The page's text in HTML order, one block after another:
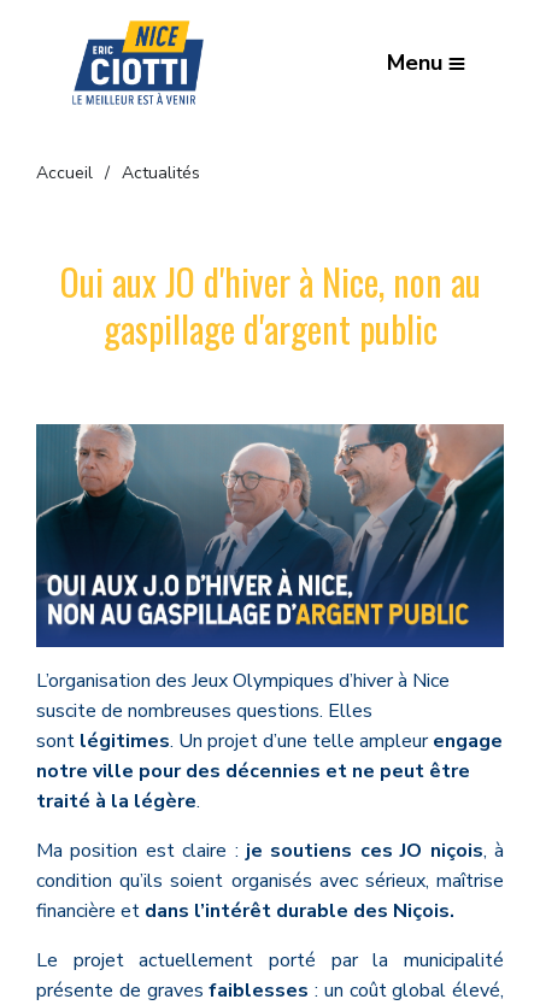
Menu
Accueil Actualités
Oui aux JO d'hiver à Nice, non au
gaspillage d'argent public
L’organisation des Jeux Olympiques d’hiver à Nice
suscite de nombreuses questions. Elles
sont légitimes. Un projet d’une telle ampleurengage
notre ville pour des décennies et ne peut être
traité à la légère.
Ma position est claire : je soutiens ces JO niçois, à
condition qu’ils soient organisés avec sérieux, maîtrise
financière et dans l’intérêt durable des Niçois.
Le projet actuellement porté par la municipalité
présente de gravesfaiblesses : un coût global élevé,